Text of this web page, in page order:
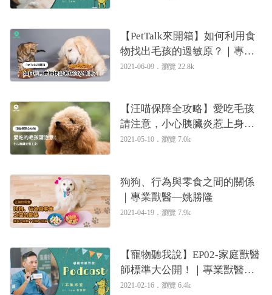
【PetTalk來開箱】如何利用食
物找出毛孩的過敏原？｜專業
獸醫—姚勝隆
2021-06-09．瀏覽 22.8k
【汪喵保障全攻略】愛吃毛孩
請注意，小心胰臟炎惹上身！
｜專業獸醫—姚勝隆
2021-05-10．瀏覽 7.0k
狗狗、行為與零食之間的關係
｜專業獸醫—姚勝隆
2021-04-19．瀏覽 7.9k
【寵物聽我說】EP02-家庭獸醫
師標準大公開！｜專業獸醫—
姚勝隆
2021-02-16．瀏覽 6.4k